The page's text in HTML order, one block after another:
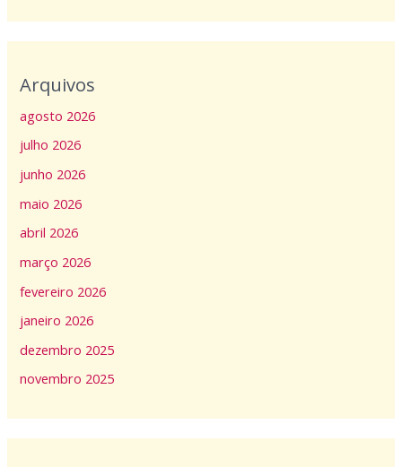
Arquivos
agosto 2026
julho 2026
junho 2026
maio 2026
abril 2026
março 2026
fevereiro 2026
janeiro 2026
dezembro 2025
novembro 2025